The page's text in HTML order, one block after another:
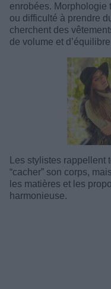
enrobées. Morphologie
ou difficulté à prendre
cherchent des
de volume et
Les stylistes rappellent
“cacher” son corps,
les matières et les
harmonieuse.